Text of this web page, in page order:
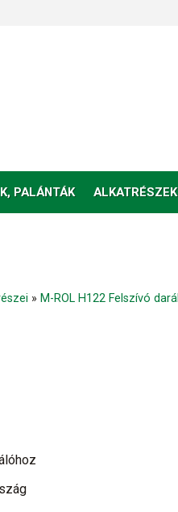
PALÁNTÁK ALKATRÉSZEK
» M-ROL H122 Felszívó